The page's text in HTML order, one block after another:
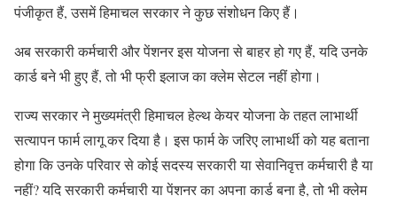
पंजीकृत हैं, उसमें हिमाचल सरकार ने कुछ संशोधन किए हैं।
अब सरकारी कर्मचारी और पेंशनर इस योजना से बाहर हो गए हैं, यदि उनके
कार्ड बने भी हुए हैं, तो भी फ्री इलाज का क्लेम सेटल नहीं होगा।
राज्य सरकार ने मुख्यमंत्री हिमाचल हेल्थ केयर योजना के तहत लाभार्थी
सत्यापन फार्म लागू कर दिया है। इस फार्म के जरिए लाभार्थी को यह बताना
होगा कि उनके परिवार से कोई सदस्य सरकारी या सेवानिवृत्त कर्मचारी है या
नहीं? यदि सरकारी कर्मचारी या पेंशनर का अपना कार्ड बना है, तो भी क्लेम